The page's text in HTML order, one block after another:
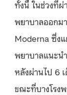
ทั้งนี้ ในช่วงที่ผ่
พยาบาลออกม
Moderna ซึ่งแ
พยาบาลแนะน
หลังผ่านไป 6
ขณะที่บางโรง